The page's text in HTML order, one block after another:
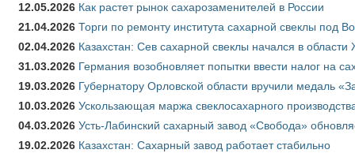
12.05.2026 Как растет рынок сахарозаменителей в России
21.04.2026 Торги по ремонту института сахарной свеклы под
02.04.2026 Казахстан: Сев сахарной свеклы начался в области
31.03.2026 Германия возобновляет попытки ввести налог на
19.03.2026 Губернатору Орловской области вручили медаль
10.03.2026 Ускользающая маржа свеклосахарного
04.03.2026 Усть-Лабинский сахарный завод «Свобода»
19.02.2026 Казахстан: Сахарный завод работает стабильно